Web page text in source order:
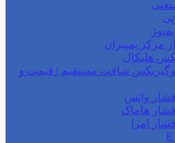
مرکز پمپیران
هلیکال
شافت مستقیم | قیمت و
واتس
هاماک
امرا